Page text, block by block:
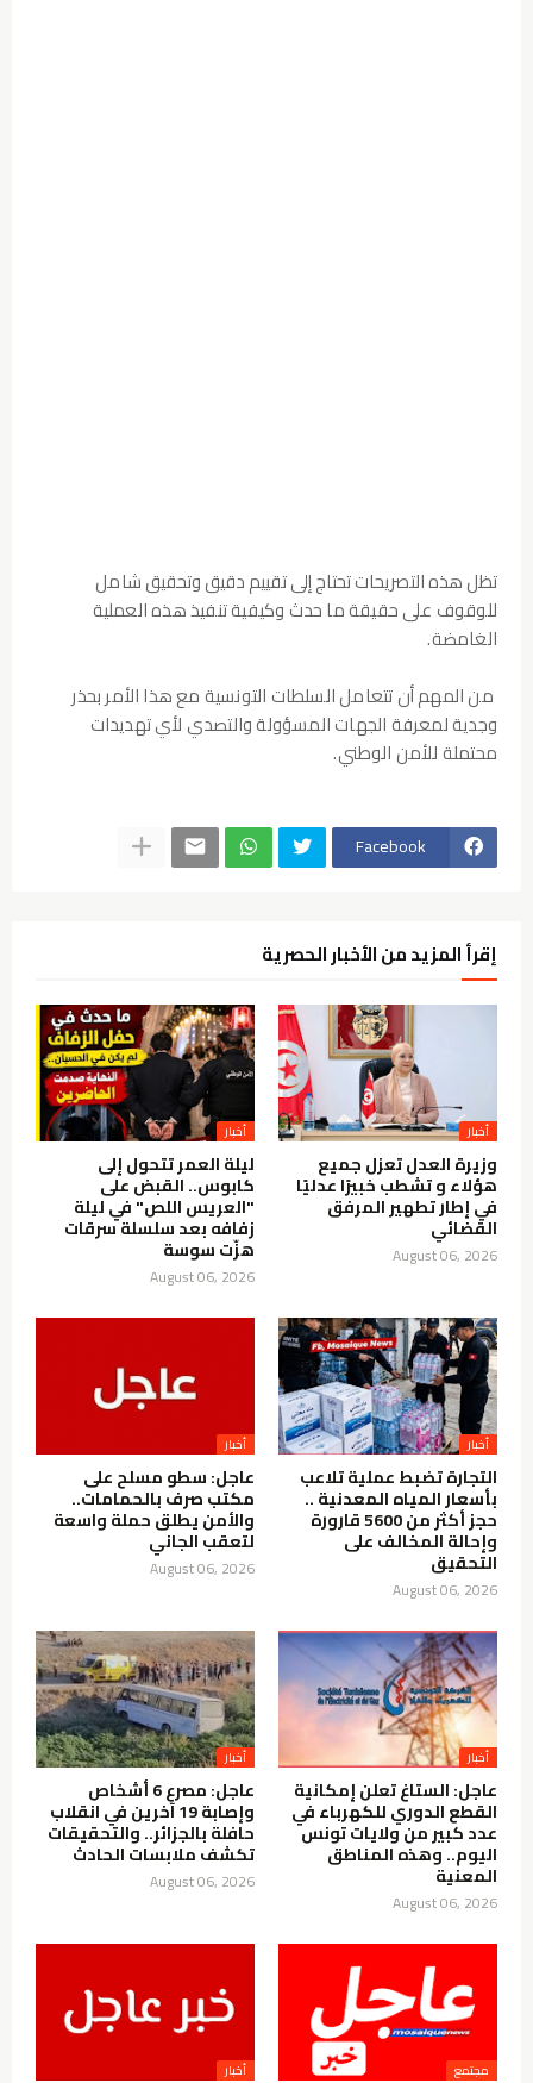
تظل هذه التصريحات تحتاج إلى تقييم دقيق وتحقيقشامل
للوقوف على حقيقة ما حدث وكيفية تنفيذ هذهالعملية
الغامضة.
من المهم أن تتعامل السلطاتالتونسية مع هذا الأمر بحذر
وجدية لمعرفة الجهاتالمسؤولة والتصدي لأي تهديدات
محتملة للأمن الوطني.
Facebook
إقرأ المزيد من الأخبار الحصرية
أخبار
وزيرة العدل تعزل جميع
هؤلاء و تشطب خبيرًا عدليًا
في إطار تطهير المرفق
القضائي
August 06, 2026
أخبار
ليلة العمر تتحول إلى
كابوس.. القبض على
"العريس اللص" في ليلة
زفافه بعد سلسلة سرقات
هزّت سوسة
August 06, 2026
أخبار
التجارة تضبط عملية تلاعب
بأسعار المياه المعدنية ..
حجز أكثر من 5600 قارورة
وإحالة المخالف على
التحقيق
August 06, 2026
أخبار
عاجل: سطو مسلح على
مكتب صرف بالحمامات..
والأمن يطلق حملة واسعة
لتعقب الجاني
August 06, 2026
أخبار
عاجل: الستاغ تعلن إمكانية
القطع الدوري للكهرباء في
عدد كبير من ولايات تونس
اليوم.. وهذه المناطق
المعنية
August 06, 2026
أخبار
عاجل: مصرع 6 أشخاص
وإصابة 19 آخرين في انقلاب
حافلة بالجزائر.. والتحقيقات
تكشف ملابسات الحادث
August 06, 2026
مجتمع أخبار